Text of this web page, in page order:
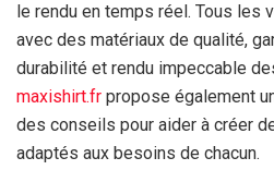
le rendu en temps réel. Tous les
avec des matériaux de qualité,
durabilité et rendu impeccable
maxishirt.fr propose également
des conseils pour aider à créer
adaptés aux besoins de chacun.